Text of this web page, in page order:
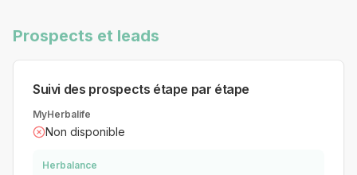
Prospects et leads
Suivi des prospects étape par étape
MyHerbalife
Non disponible
Herbalance